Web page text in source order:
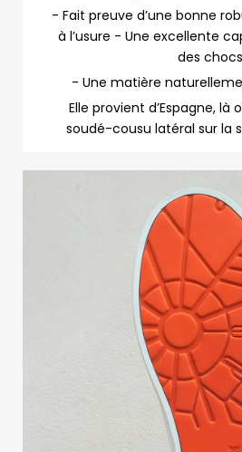
- Fait preuve d’une bonne
à l’usure - Une excellente
des chocs
- Une matière
Elle provient d’Espagne,
soudé-cousu latéral sur la